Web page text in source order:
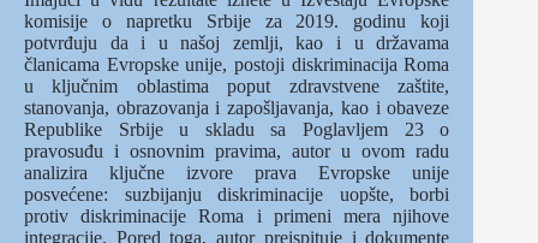
komisije o napretku Srbije za 2019. godinu koji
potvrđuju da i u našoj zemlji, kao i u državama
članicama Evropske unije, postoji diskriminacija Roma
u ključnim oblastima poput zdravstvene zaštite,
stanovanja, obrazovanja i zapošljavanja, kao i obaveze
Republike Srbije u skladu sa Poglavljem 23 o
pravosuđu i osnovnim pravima, autor u ovom radu
analizira ključne izvore prava Evropske unije
posvećene: suzbijanju diskriminacije uopšte, borbi
protiv diskriminacije Roma i primeni mera njihove
integracije. Pored toga, autor preispituje i dokumente